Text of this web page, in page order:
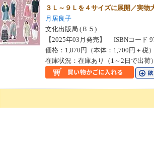
３Ｌ～９Ｌを４サイズに展開／実物
月居良子
文化出版局 (Ｂ５)
【2025年03月発売】 ISBNコード
価格：1,870円（本体：1,700円＋税）
在庫状況：在庫あり（1～2日で出荷）